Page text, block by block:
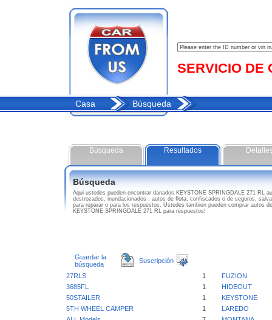
SERVICIO DE
Casa Búsqueda
Búsqueda Resultados
Búsqueda
Aqui ustedes pueden encontrar danados KEYSTONE SPRINGDALE 271 RL
destrozados, inundacionados , autos de flota, confiscados o de seguros,
para reparar o para los respuestos. Ustedes tambien pueden comprar autos
KEYSTONE SPRINGDALE 271 RL para respuestos!
Guardar la
búsqueda
Suscripción
27RLS 1
FUZION
3685FL
1
HIDEOUT
50STAILER
1
KEYSTONE
5TH WHEEL CAMPER
1
LAREDO